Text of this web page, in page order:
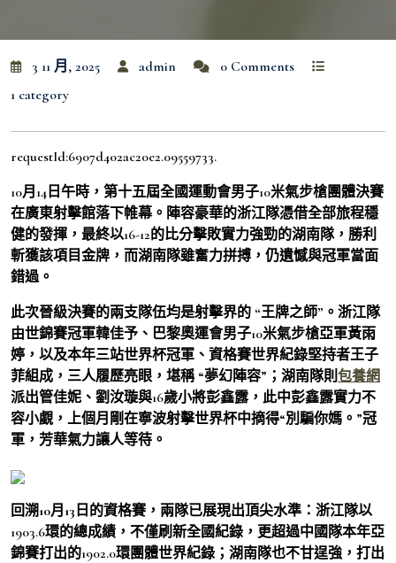
3 11 月, 2025 admin
0 Comments
1 category
requestId:6907d402ac20e2.09559733.
10月14日午時，第十五屆全國運動會男子10米氣步槍團體決賽
在廣東射擊館落下帷幕。陣容豪華的浙江隊憑借全部旅程穩
健的發揮，最終以16-12的比分擊敗實力強勁的湖南隊，勝利
斬獲該項目金牌，而湖南隊雖奮力拼搏，仍遺憾與冠軍當面
錯過。
此次晉級決賽的兩支隊伍均是射擊界的 “王牌之師”。 浙江隊
由世錦賽冠軍韓佳予、巴黎奧運會男子10米氣步槍亞軍黃雨
婷，以及本年三站世界杯冠軍、資格賽世界紀錄堅持者王子
菲組成，三人履歷亮眼，堪稱 “夢幻陣容”；湖南隊則 包養網
派出管佳妮、劉汝璇與16歲小將彭鑫露，此中彭鑫露實力不
容小覷，上個月剛在寧波射擊世界杯中摘得“別騙你媽。”冠
軍，芳華氣力讓人等待。
回溯10月13日的資格賽，兩隊已展現出頂尖水準： 浙江隊以
1903.6環的總成績，不僅刷新全國紀錄，更超過中國隊本年亞
錦賽打出的1902.0環團體世界紀錄；湖南隊也不甘逞強，打出